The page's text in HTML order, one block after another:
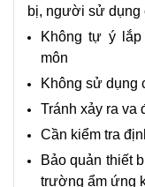
bị, người sử dụng
Không tự ý
môn
Không sử dụng
Tránh xảy ra va
Cần kiểm tra
Bảo quản thiết
trường ẩm ứng